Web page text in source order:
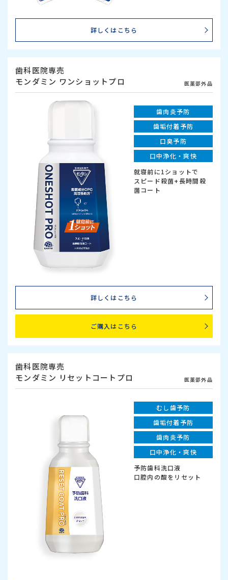
詳しくはこちら
歯科医院専売
モンダミン ワンショットプロ
医薬部外品
歯肉炎予防
歯垢付着予防
口臭予防
口中浄化・爽快
就寝前に1ショットで
スピード殺菌+長時間殺
菌コート
詳しくはこちら
ご購入はこちら
歯科医院専売
モンダミン リセットコートプロ
医薬部外品
むし歯予防
歯垢付着予防
歯肉炎予防
口中浄化・爽快
予防歯科洗口液
口腔内の酸をリセット